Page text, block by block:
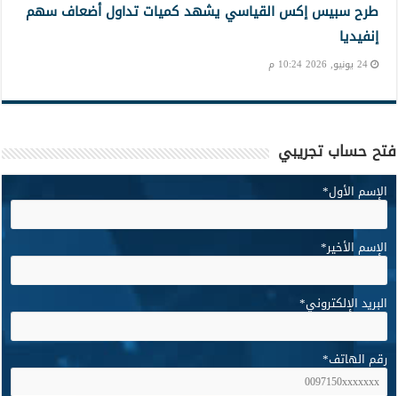
طرح سبيس إكس القياسي يشهد كميات تداول أضعاف سهم
إنفيديا
24 يونيو, 2026 10:24 م
فتح حساب تجريبي
الإسم الأول*
الإسم الأخير*
البريد الإلكتروني*
رقم الهاتف*